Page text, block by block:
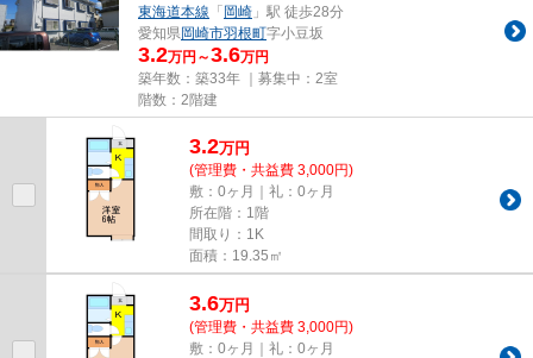
東海道本線 「 岡崎 」駅 徒歩28分
愛知県岡崎市羽根町字小豆坂
3.2万円～3.6万円
築年数：築33年 ｜募集中： 2室
階数：2階建
3.2万円
(管理費・共益費 3,000円)
敷：0ヶ月｜礼：0ヶ月
所在階：1階
間取り：1K
面積：19.35㎡
3.6万円
(管理費・共益費 3,000円)
敷：0ヶ月｜礼：0ヶ月